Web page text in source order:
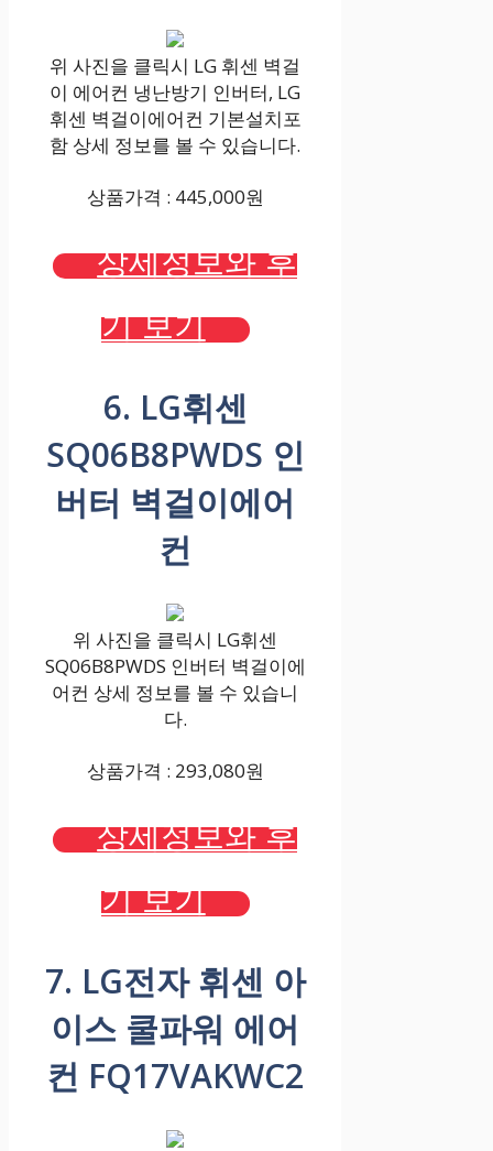
위 사진을 클릭시 LG 휘센 벽걸
이 에어컨 냉난방기 인버터, LG
휘센 벽걸이에어컨 기본설치포
함 상세 정보를 볼 수 있습니다.
상품가격 : 445,000원
상세정보와 후
기 보기
6. LG휘센
SQ06B8PWDS 인
버터 벽걸이에어
컨
위 사진을 클릭시 LG휘센
SQ06B8PWDS 인버터 벽걸이에
어컨 상세 정보를 볼 수 있습니
다.
상품가격 : 293,080원
상세정보와 후
기 보기
7. LG전자 휘센 아
이스 쿨파워 에어
컨 FQ17VAKWC2